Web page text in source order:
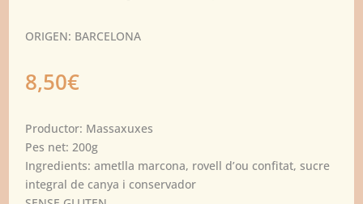
ORIGEN: BARCELONA
8,50€
Productor: Massaxuxes
Pes net: 200g
Ingredients: ametlla marcona, rovell d’ou confitat, sucre
integral de canya i conservador